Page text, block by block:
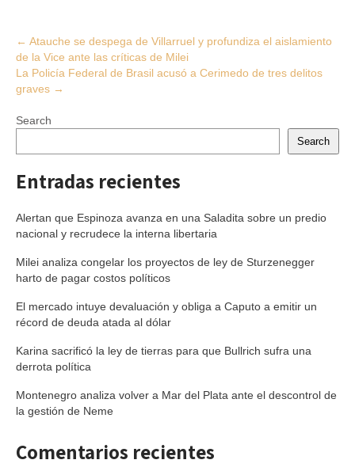
Post
navigation
← Atauche se despega de Villarruel y profundiza el aislamiento
de la Vice ante las críticas de Milei
La Policía Federal de Brasil acusó a Cerimedo de tres delitos
graves →
Search
Search
Entradas recientes
Alertan que Espinoza avanza en una Saladita sobre un predio
nacional y recrudece la interna libertaria
Milei analiza congelar los proyectos de ley de Sturzenegger
harto de pagar costos políticos
El mercado intuye devaluación y obliga a Caputo a emitir un
récord de deuda atada al dólar
Karina sacrificó la ley de tierras para que Bullrich sufra una
derrota política
Montenegro analiza volver a Mar del Plata ante el descontrol de
la gestión de Neme
Comentarios recientes